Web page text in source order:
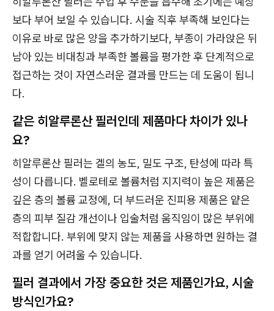
보다 부어 보일 수 있습니다. 시술 직후 부족해 보인다는
이유로 바로 많은 양을 추가하기보다, 부종이 가라앉은 뒤
남아 있는 비대칭과 부족한 볼륨을 평가한 후 단계적으로
접근하는 것이 자연스러운 결과를 만드는 데 도움이 됩니
다.
같은 히알루론산 필러인데 제품마다 차이가 있나
요?
히알루론산 필러는 겔의 농도, 밀도 구조, 탄성에 따라 특
성이 다릅니다. 벨로테로 볼륨처럼 지지력이 높은 제품은
깊은 층의 볼륨 교정에, 더 부드러운 진피용 제품은 얕은
층의 피부 질감 개선이나 입술처럼 움직임이 많은 부위에
적합합니다. 부위에 맞지 않는 제품을 사용하면 원하는 결
과를 얻기 어려울 수 있습니다.
필러 결과에서 가장 중요한 것은 제품인가요, 시술
방식인가요?